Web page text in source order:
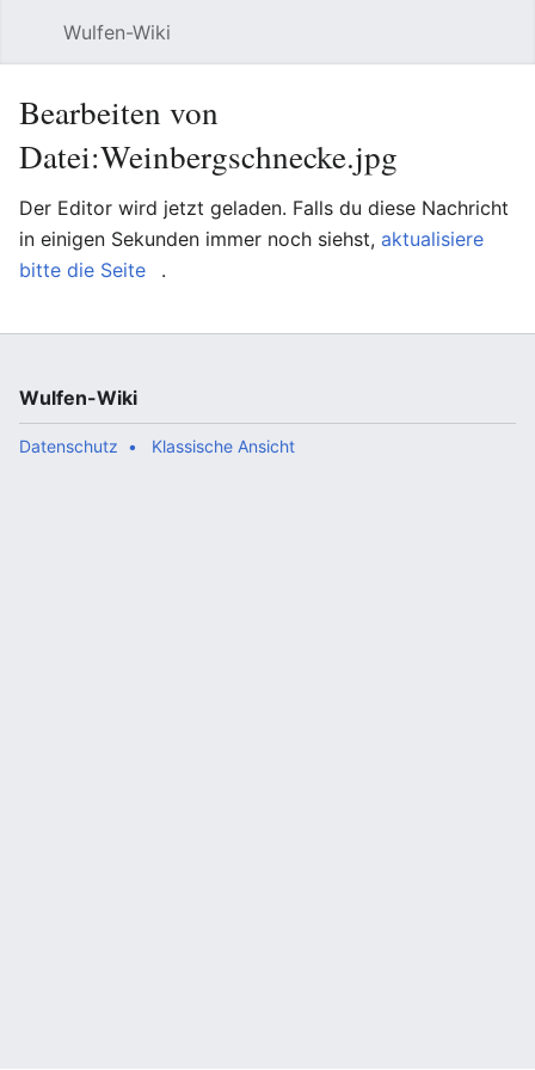
Wulfen-Wiki
Bearbeiten von
Datei:Weinbergschnecke.jpg
Der Editor wird jetzt geladen. Falls du diese Nachricht
in einigen Sekunden immer noch siehst, aktualisiere
bitte die Seite
.
Wulfen-Wiki
Datenschutz Klassische Ansicht